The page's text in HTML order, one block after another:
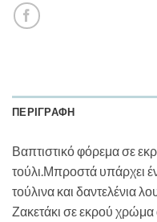
ΠΕΡΙΓΡΑΦΉ
Βαπτιστικό φόρεμα σε
τούλι.Μπροστά υπάρχει
τούλινα και δαντελένια
Ζακετάκι σε εκρού